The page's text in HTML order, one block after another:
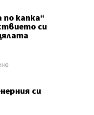
капка“
си
си